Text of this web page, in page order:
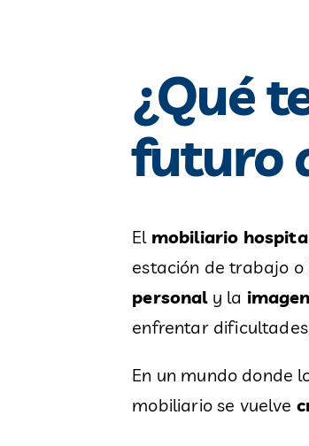
¿Qué
futuro
El mobiliario
estación de trabajo
personaly la
enfrentar
En un mundo donde
mobiliario se vuelve